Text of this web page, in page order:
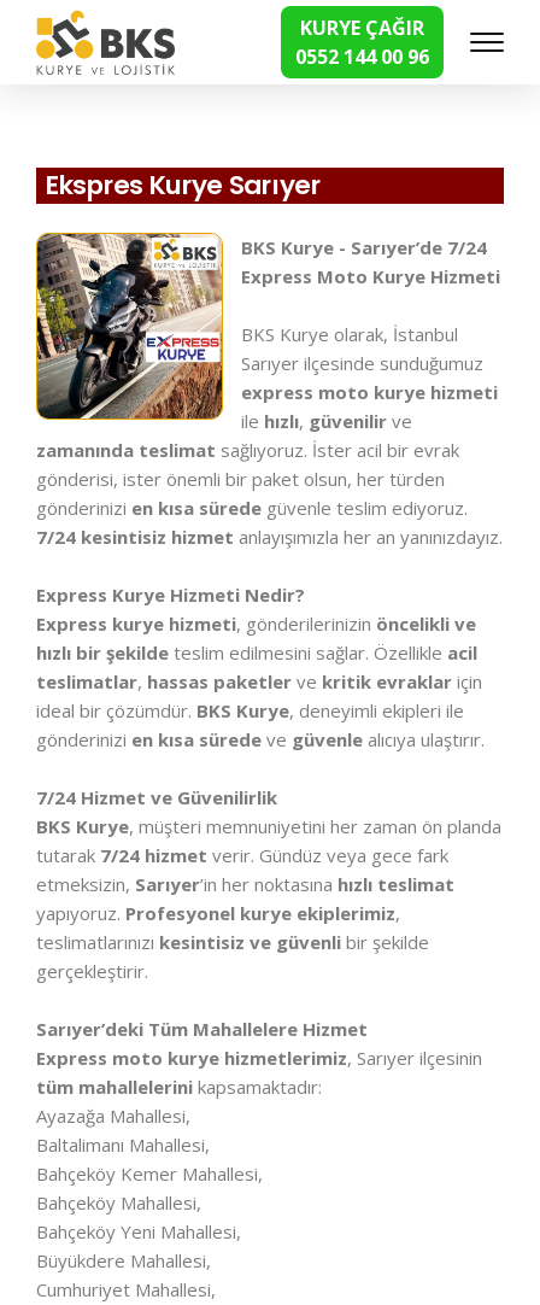
KURYE ÇAĞIR
0552 144 00 96
Hızlı Kurye Hizmetleri
Ekspres Kurye Sarıyer
BKS Kurye - Sarıyer’de 7/24
Express Moto Kurye Hizmeti
BKS Kurye olarak, İstanbul
Sarıyer ilçesinde sunduğumuz
express moto kurye hizmeti
ile hızlı, güvenilir ve
zamanında teslimat sağlıyoruz. İster acil bir evrak
gönderisi, ister önemli bir paket olsun, her türden
gönderinizi en kısa sürede güvenle teslim ediyoruz.
7/24 kesintisiz hizmet anlayışımızla her an yanınızdayız.
Express Kurye Hizmeti Nedir?
Express kurye hizmeti, gönderilerinizin öncelikli ve
hızlı bir şekilde teslim edilmesini sağlar. Özellikle acil
teslimatlar, hassas paketler ve kritik evraklar için
ideal bir çözümdür. BKS Kurye, deneyimli ekipleri ile
gönderinizi en kısa sürede ve güvenle alıcıya ulaştırır.
7/24 Hizmet ve Güvenilirlik
BKS Kurye, müşteri memnuniyetini her zaman ön planda
tutarak 7/24 hizmet verir. Gündüz veya gece fark
etmeksizin, Sarıyer’in her noktasına hızlı teslimat
yapıyoruz. Profesyonel kurye ekiplerimiz,
teslimatlarınızı kesintisiz ve güvenli bir şekilde
gerçekleştirir.
Sarıyer’deki Tüm Mahallelere Hizmet
Express moto kurye hizmetlerimiz, Sarıyer ilçesinin
tüm mahallelerini kapsamaktadır:
Ayazağa Mahallesi,
Baltalimanı Mahallesi,
Bahçeköy Kemer Mahallesi,
Bahçeköy Mahallesi,
Bahçeköy Yeni Mahallesi,
Büyükdere Mahallesi,
Cumhuriyet Mahallesi,